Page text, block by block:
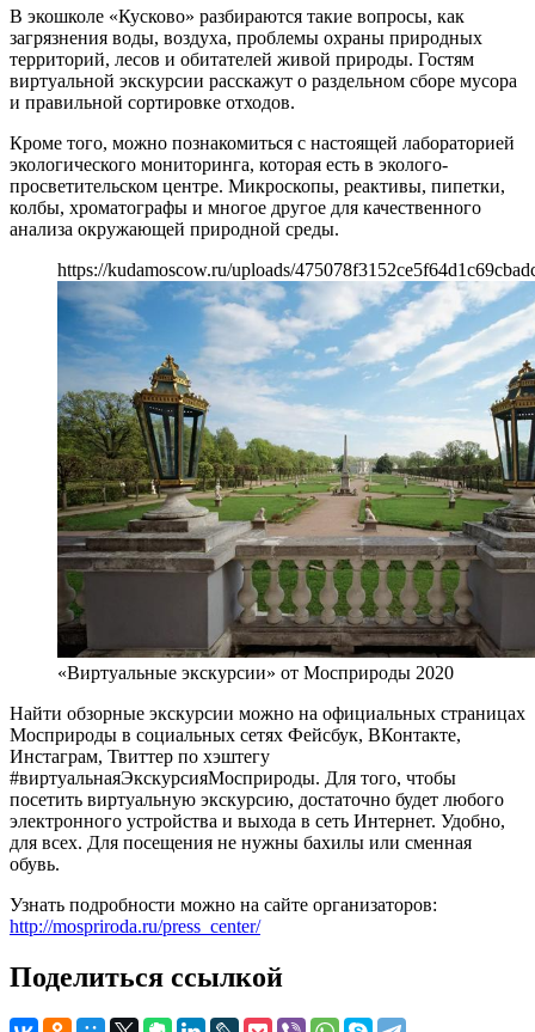
В экошколе «Кусково» разбираются такие вопросы, как
загрязнения воды, воздуха, проблемы охраны природных
территорий, лесов и обитателей живой природы. Гостям
виртуальной экскурсии расскажут о раздельном сборе мусора
и правильной сортировке отходов.
Кроме того, можно познакомиться с настоящей лабораторией
экологического мониторинга, которая есть в эколого-
просветительском центре. Микроскопы, реактивы, пипетки,
колбы, хроматографы и многое другое для качественного
анализа окружающей природной среды.
https://kudamoscow.ru/uploads/
«Виртуальные экскурсии» от Мосприроды 2020
Найти обзорные экскурсии можно на официальных страницах
Мосприроды в социальных сетях Фейсбук, ВКонтакте,
Инстаграм, Твиттер по хэштегу
#виртуальнаяЭкскурсияМосприроды. Для того, чтобы
посетить виртуальную экскурсию, достаточно будет любого
электронного устройства и выхода в сеть Интернет. Удобно,
для всех. Для посещения не нужны бахилы или сменная
обувь.
Узнать подробности можно на сайте организаторов:
http://mospriroda.ru/press_center/
Поделиться ссылкой